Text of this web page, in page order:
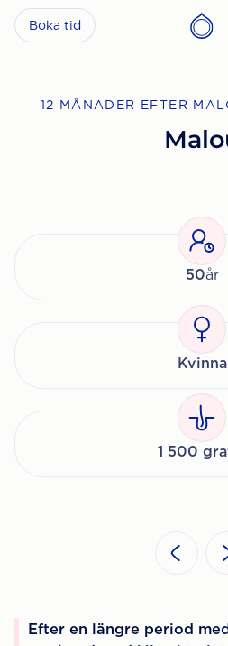
Boka tid
12 MÅNADER EFTER
50år
Kvinna
1 500
Efter en längre period